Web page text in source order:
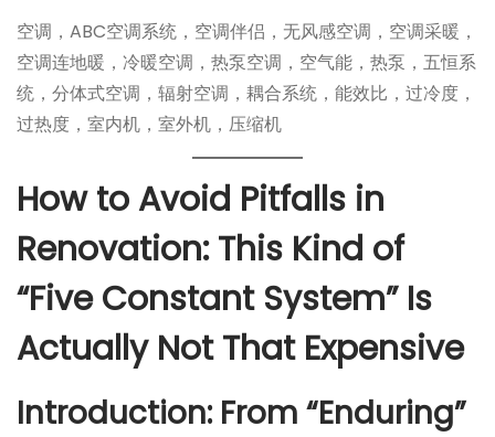
空调，ABC空调系统，空调伴侣，无风感空调，空调采暖，
空调连地暖，冷暖空调，热泵空调，空气能，热泵，五恒系
统，分体式空调，辐射空调，耦合系统，能效比，过冷度，
过热度，室内机，室外机，压缩机
How to Avoid Pitfalls in
Renovation: This Kind of
“Five Constant System” Is
Actually Not That Expensive
Introduction: From “Enduring”